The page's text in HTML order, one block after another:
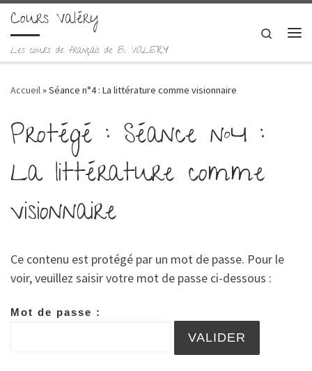
Skip to content
Cours Valéry
Les cours de français de B. VALERY
Search
Accueil»Séance n°4 : La littérature comme visionnaire
Protégé : Séance n°4 :
La littérature comme
visionnaire
Ce contenu est protégé par un mot de passe. Pour le
voir, veuillez saisir votre mot de passe ci-dessous :
Mot de passe :